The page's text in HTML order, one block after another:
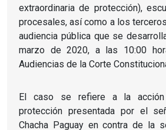
extraordinaria de protección),
procesales, así como a los
audiencia pública que se
marzo de 2020, a las 10:00
Audiencias de la Corte
El caso se refiere a la acción
protección presentada por el
Chacha Paguay en contra de la